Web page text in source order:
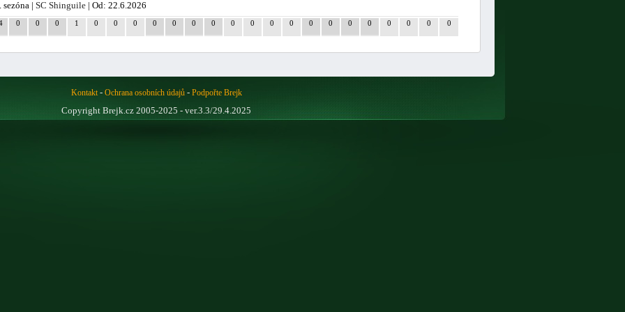
sezóna |SC Shinguile | Od: 22.6.2026
0 0 0 1 0 0 0 0 0 0 0 0 0 0 0 0 0 0 0 0 0 0 0
Kontakt- Ochrana osobních údajů- Podpořte Brejk
Copyright Brejk.cz 2005-2025 - ver.3.3/29.4.2025